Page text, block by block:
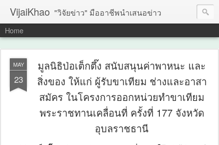
VijaiKhao "วิจัยข่าว" มืออาชีพนำเสนอข่าว
Home
MAY
23
มูลนิธิป่อเต็กตึ๊ง สนับสนุนค่าพาหนะ และ
สิ่งของ ให้แก่ ผู้รับขาเทียม ช่างและอาสา
สมัคร ในโครงการออกหน่วยทำขาเทียม
พระราชทานเคลื่อนที่ ครั้งที่ 177 จังหวัด
อุบลราชธานี